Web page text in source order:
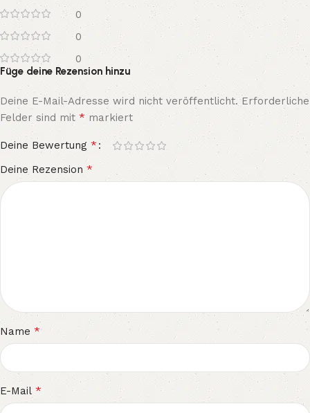
0
0
0
Füge deine Rezension hinzu
Deine E-Mail-Adresse wird nicht veröffentlicht. Erforderliche
Felder sind mit * markiert
Deine Bewertung *
Deine Rezension *
Name *
E-Mail *